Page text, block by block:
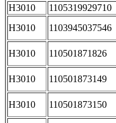
H3010
1105319929710
H3010
1103945037546
H3010 110501871826
H3010 110501873149
H3010 110501873150